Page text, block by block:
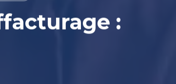
: